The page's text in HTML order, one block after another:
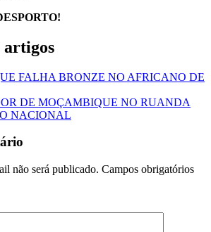
artigos
FALHA BRONZE NO AFRICANO DE
DE MOÇAMBIQUE NO RUANDA
NACIONAL
não será publicado. Campos obrigatórios